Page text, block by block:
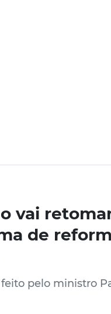
vai
de
pelo ministro